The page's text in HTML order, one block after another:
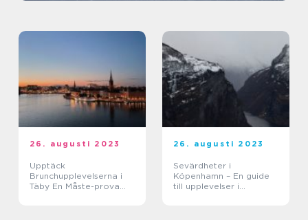
26. augusti 2023
Upptäck
Brunchupplevelserna i
Täby En Måste-prova
26. augusti 2023
Sevärdheter i
Köpenhamn – En guide
till upplevelser i